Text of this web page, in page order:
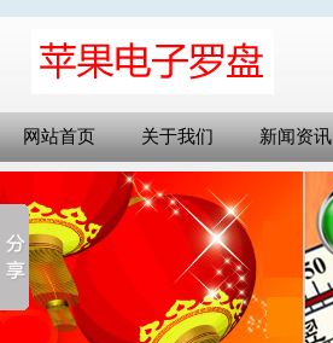
网站首页 关于我们 新闻资讯